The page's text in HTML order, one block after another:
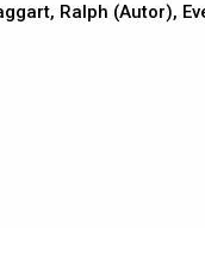
Ralph (Autor),